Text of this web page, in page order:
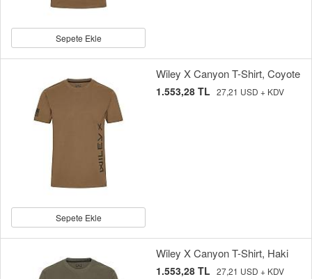
Sepete Ekle
Sepete Ekle
Wiley X Canyon T-Shirt, Coyote
1.553,28 TL 27,21 USD + KDV
Wiley X Canyon T-Shirt, Haki
1.553,28 TL 27,21 USD + KDV